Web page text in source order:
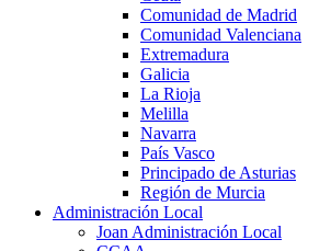
Comunidad de Madrid
Comunidad Valenciana
Extremadura
Galicia
La Rioja
Melilla
Navarra
País Vasco
Principado de Asturias
Región de Murcia
Administración Local
Joan Administración Local